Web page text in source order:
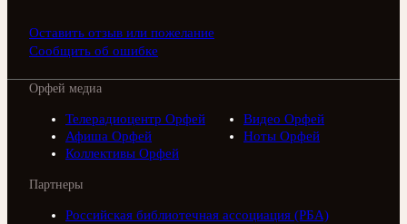
Оставить отзыв или пожелание
Сообщить об ошибке
Орфей медиа
Телерадиоцентр Орфей
Видео Орфей
Афиша Орфей
Ноты Орфей
Коллективы Орфей
Партнеры
Российская библиотечная ассоциация (РБА)